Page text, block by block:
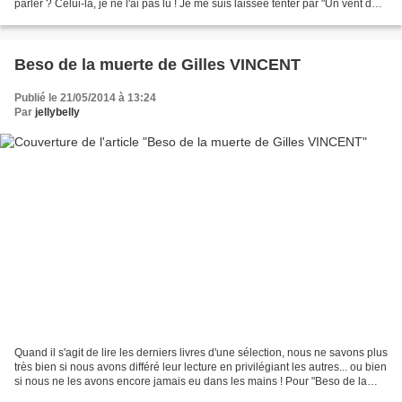
parler ? Celui-là, je ne l'ai pas lu ! Je me suis laissée tenter par "Un vent de
Beso de la muerte de Gilles VINCENT
Publié le 21/05/2014 à 13:24
Par jellybelly
Quand il s'agit de lire les derniers livres d'une sélection, nous ne savons plus
très bien si nous avons différé leur lecture en privilégiant les autres... ou bien
si nous ne les avons encore jamais eu dans les mains ! Pour "Beso de la